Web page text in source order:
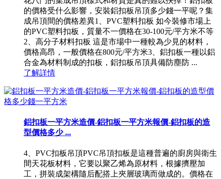
的價格受什么影響，安裝鋁扣板吊頂多少錢一平呢？集
成吊頂間的價格差異1、PVC塑料扣板 如今裝修市場上
的PVC塑料扣板，質量不一價格在30-100元/平方米不等
2、高分子材料扣板 這是市場中一種較為少見的材料，
價格高昂，一般價格在800元/平方米3、鋁扣板一種以鋁
合金為材料制成的扣板，鋁扣板吊頂具備防塵防 ...
了解詳情
鋁扣板一平方米造價-鋁扣板一平方米報價-鋁扣板的造
型價格多少 ...
4、PVC扣板吊頂PVC吊頂扣板是這種普遍的廚房與衛生
間天花板材料，它要以聚乙烯為原材料，根據擠壓加
工，拼裝成架構隨后配搭上夾層玻璃而做成的。價格在